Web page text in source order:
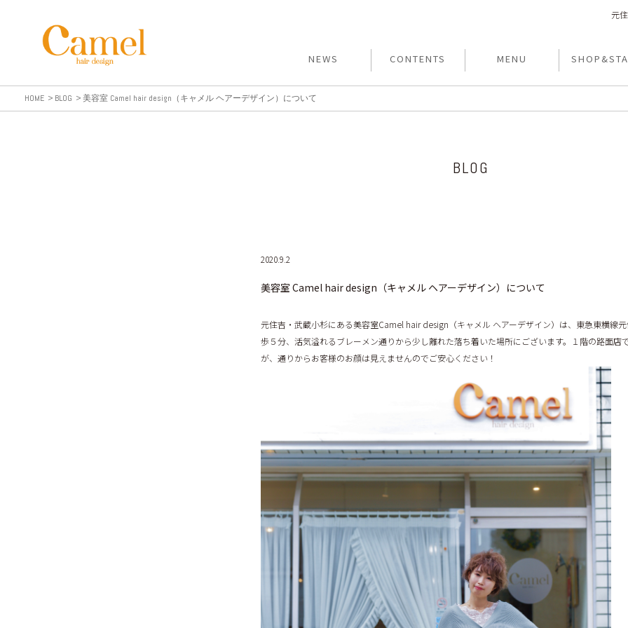
元
NEWS CONTENTS MENU
HOME BLOG 美容室 Camel hair design（キャメル ヘアーデザイン）について
BLOG
2020.9.2
美容室 Camel hair design（キャメル ヘアーデザイン）について
元住吉・武蔵小杉にある美容室Camel hair design（キャメル ヘアーデザイン）は、東急東横線
歩５分、活気溢れるブレーメン通りから少し離れた落ち着いた場所にございます。１階の路面店
が、通りからお客様のお顔は見えませんのでご安心ください！